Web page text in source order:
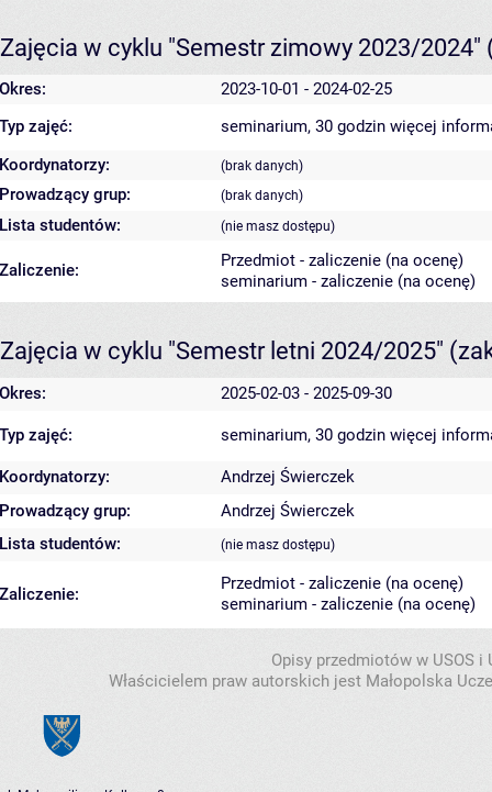
Zajęcia w cyklu "Semestr zimowy 2023/2024"
Okres:
2023-10-01 - 2024-02-25
Typ zajęć:
seminarium, 30 godzin więcej
Koordynatorzy:
(brak danych)
Prowadzący grup: (brak danych)
Lista studentów: (nie masz dostępu)
Zaliczenie:
Przedmiot - zaliczenie (na ocenę)
seminarium - zaliczenie (na ocenę)
Zajęcia w cyklu "Semestr letni 2024/2025"
Okres: 2025-02-03 - 2025-09-30
Typ zajęć: seminarium, 30 godzin więcej
Koordynatorzy:
Andrzej Świerczek
Prowadzący grup:
Andrzej Świerczek
Lista studentów:
(nie masz dostępu)
Zaliczenie:
Przedmiot - zaliczenie (na ocenę)
seminarium - zaliczenie (na ocenę)
Opisy przedmiotów w USOS
Właścicielem praw autorskich jest Małopolska